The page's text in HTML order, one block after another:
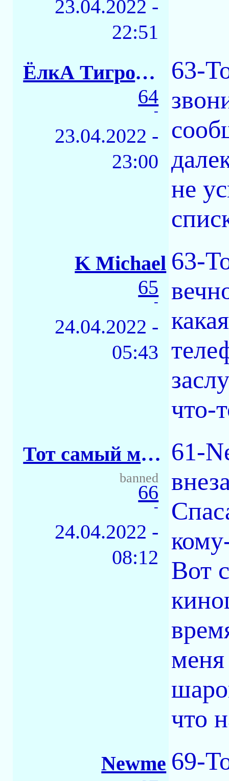
23.04.2022 -
22:51
ЁлкА ТигровАЯ
64
-
23.04.2022 -
23:00
63-
не
K Michael
65
-
24.04.2022 -
05:43
63-
что-
Тот самый майор
banned
66
-
24.04.2022 -
08:12
61-
Вот
что
Newme 69-